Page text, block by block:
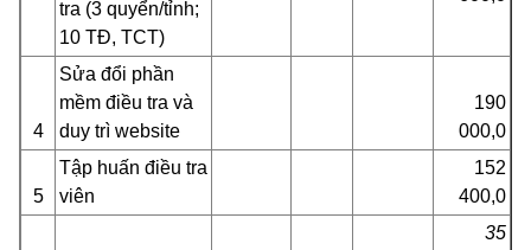
tra (3 quyển/tỉnh;
10 TĐ, TCT)
4
Sửa đổi phần
mềm điều tra và
duy trì website
190
000,0
5
Tập huấn điều tra
viên
152
400,0
35